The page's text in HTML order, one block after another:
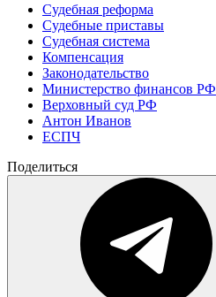
Судебная реформа
Судебные приставы
Судебная система
Компенсация
Законодательство
Министерство финансов РФ
Верховный суд РФ
Антон Иванов
ЕСПЧ
Поделиться